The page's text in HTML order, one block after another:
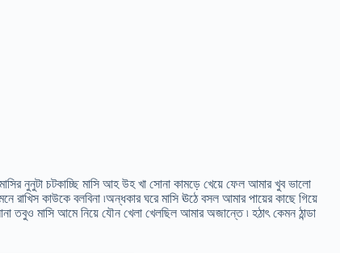
নুনুটা চটকাচ্ছি মাসি আহ উহ খা সোনা কামড়ে খেয়ে ফেল আমার খুব ভালো
কাউকে বলবিনা ৷অন্ধকার ঘরে মাসি ঊঠে বসল আমার পায়ের কাছে গিয়ে
মাসি আমে নিয়ে যৌন খেলা খেলছিল আমার অজান্তে ৷ হঠাৎ কেমন ঠান্ডা